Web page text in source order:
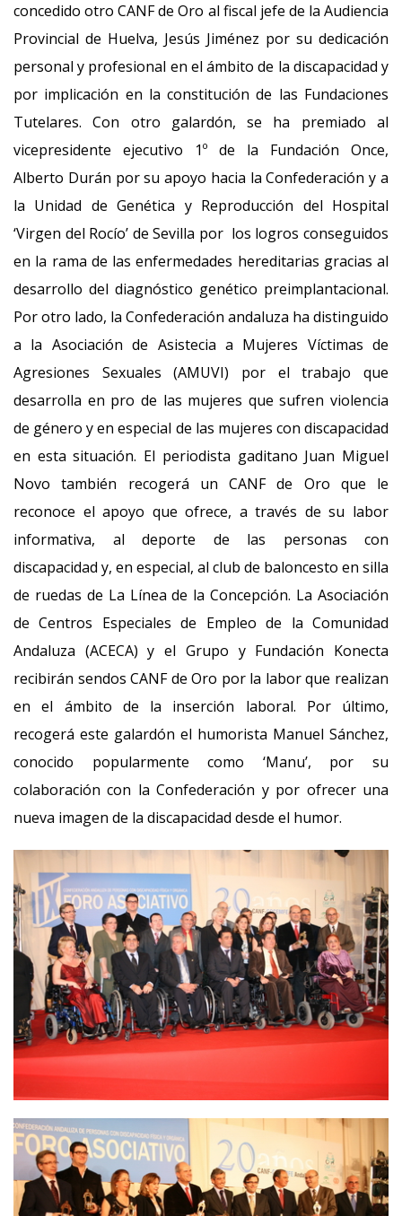
concedido otro CANF de Oro al fiscal jefe de la Audiencia
Provincial de Huelva, Jesús Jiménez por su dedicación
personal y profesional en el ámbito de la discapacidad y
por implicación en la constitución de las Fundaciones
Tutelares. Con otro galardón, se ha premiado al
vicepresidente ejecutivo 1º de la Fundación Once,
Alberto Durán por su apoyo hacia la Confederación y a
la Unidad de Genética y Reproducción del Hospital
‘Virgen del Rocío’ de Sevilla por los logros conseguidos
en la rama de las enfermedades hereditarias gracias al
desarrollo del diagnóstico genético preimplantacional.
Por otro lado, la Confederación andaluza ha distinguido
a la Asociación de Asistecia a Mujeres Víctimas de
Agresiones Sexuales (AMUVI) por el trabajo que
desarrolla en pro de las mujeres que sufren violencia
de género y en especial de las mujeres con discapacidad
en esta situación. El periodista gaditano Juan Miguel
Novo también recogerá un CANF de Oro que le
reconoce el apoyo que ofrece, a través de su labor
informativa, al deporte de las personas con
discapacidad y, en especial, al club de baloncesto en silla
de ruedas de La Línea de la Concepción. La Asociación
de Centros Especiales de Empleo de la Comunidad
Andaluza (ACECA) y el Grupo y Fundación Konecta
recibirán sendos CANF de Oro por la labor que realizan
en el ámbito de la inserción laboral. Por último,
recogerá este galardón el humorista Manuel Sánchez,
conocido popularmente como ‘Manu’, por su
colaboración con la Confederación y por ofrecer una
nueva imagen de la discapacidad desde el humor.